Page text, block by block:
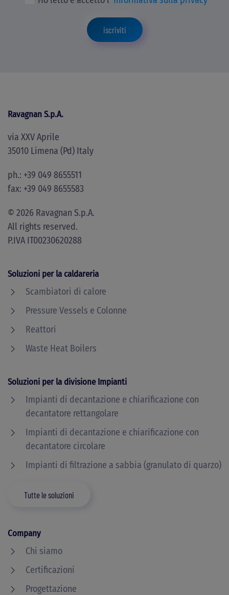
iscriviti
Ravagnan S.p.A.
via XXV Aprile
35010 Limena (Pd) Italy
ph.: +39 049 8655511
fax: +39 049 8655583
© 2026 Ravagnan S.p.A.
All rights reserved.
P.IVA IT00230620288
Soluzioni per la caldareria
Scambiatori di calore
Pressure Vessels e Colonne
Reattori
Waste Heat Boilers
Soluzioni per la divisione Impianti
Impianti di decantazione e chiarificazione con
decantatore rettangolare
Impianti di decantazione e chiarificazione con
decantatore circolare
Impianti di filtrazione a sabbia (granulato di quarzo)
Tutte le soluzioni
Company
Chi siamo
Certificazioni
Progettazione